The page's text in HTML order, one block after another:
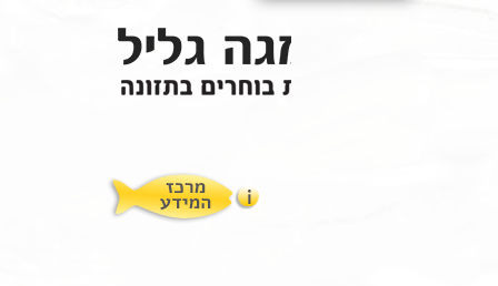
מרכז המטפלים
מרכז המידע